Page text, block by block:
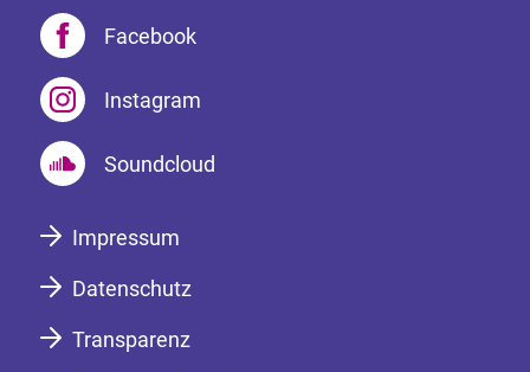
Facebook
Instagram
Soundcloud
Impressum
Datenschutz
Transparenz